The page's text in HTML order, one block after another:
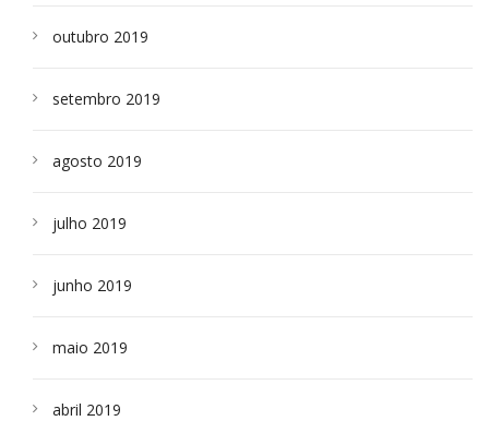
outubro 2019
setembro 2019
agosto 2019
julho 2019
junho 2019
maio 2019
abril 2019